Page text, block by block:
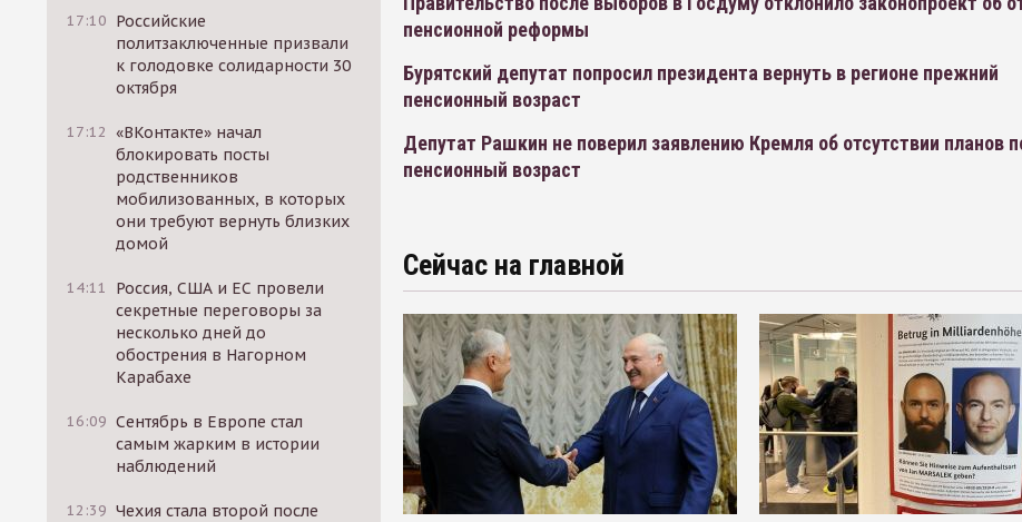
17:10 Российские
политзаключенные призвали
к голодовке солидарности 30
октября
17:12 «ВКонтакте» начал
блокировать посты
родственников
мобилизованных, в которых
они требуют вернуть близких
домой
14:11
Россия, США и ЕС провели
секретные переговоры за
несколько дней до
обострения в Нагорном
Карабахе
16:09 Сентябрь в Европе стал
самым жарким в истории
наблюдений
12:39 Чехия стала второй после
пенсионной реформы
Бурятский депутат попросил президента вернуть в регионе прежний
пенсионный возраст
Депутат Рашкин не поверил заявлению Кремля об отсутствии планов
пенсионный возраст
Сейчас на главной